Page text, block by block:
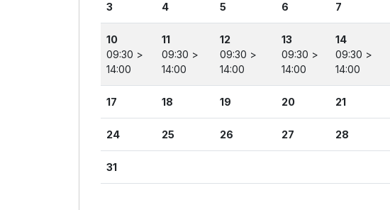
3 4 5 6 7
10
09:30 >
14:00
11
09:30 >
14:00
12
09:30 >
14:00
13
09:30 >
14:00
14
09:30 >
14:00
17 18 19 20 21
24 25 26 27 28
31